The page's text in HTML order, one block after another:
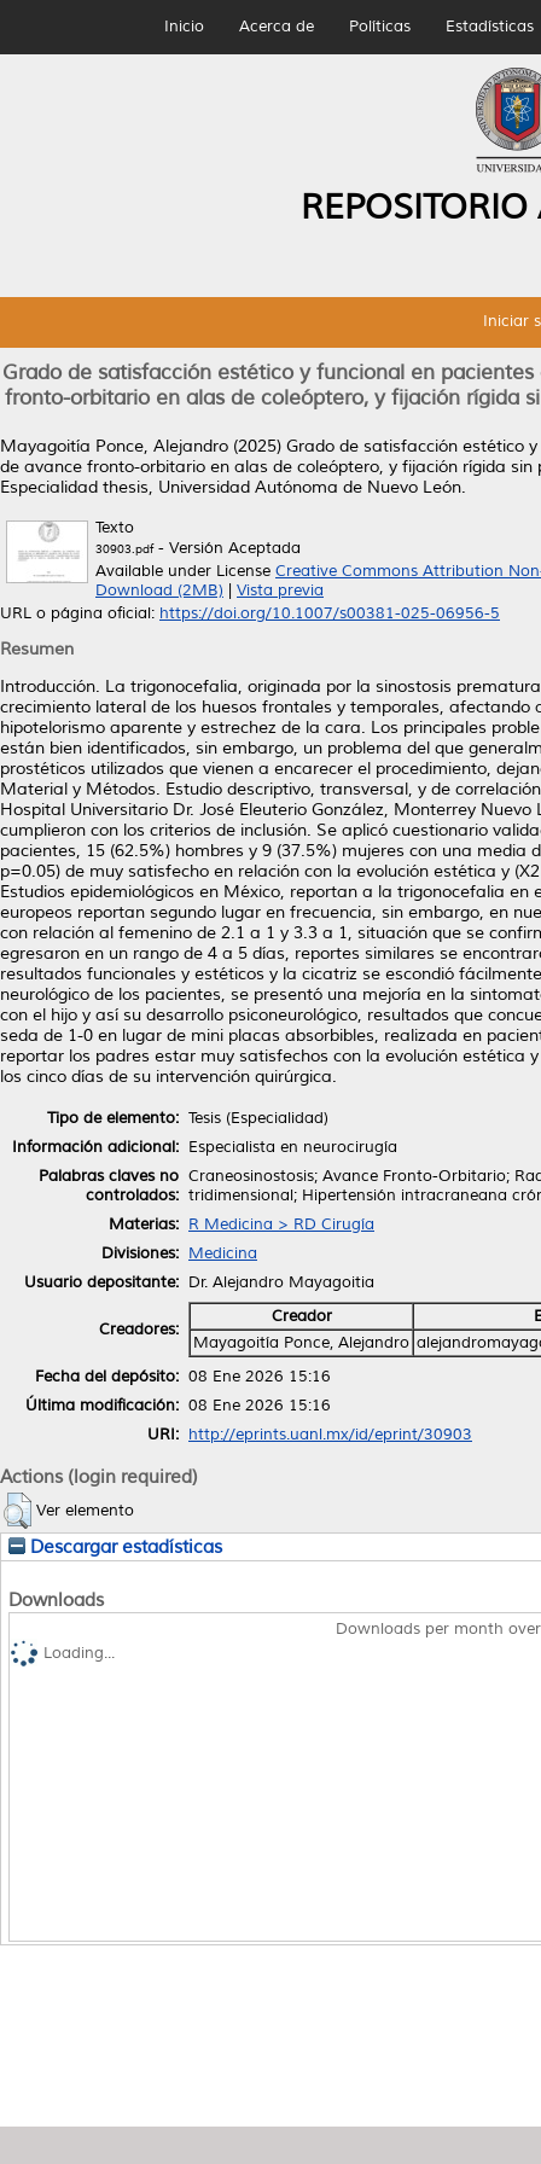
Inicio Acerca de Políticas Estadísticas
Iniciar
Grado de satisfacción estético y funcional en
fronto-orbitario en alas de coleóptero, y fijación rígida
Mayagoitía Ponce, Alejandro (2025) Grado de satisfacción estético
de avance fronto-orbitario en alas de coleóptero, y fijación rígida
Especialidad thesis, Universidad Autónoma de Nuevo León.
Texto
30903.pdf- Versión Aceptada
Available under License Creative Commons Attribution
Download (2MB)
Vista previa
URL o página oficial: https://doi.org/10.1007/s00381-025-06956-5
Resumen
Introducción. La trigonocefalia, originada por la sinostosis
crecimiento lateral de los huesos frontales y temporales,
hipotelorismo aparente y estrechez de la cara. Los principales
están bien identificados, sin embargo, un problema del que
prostéticos utilizados que vienen a encarecer el procedimiento,
Material y Métodos. Estudio descriptivo, transversal, y de
Hospital Universitario Dr. José Eleuterio González, Monterrey
cumplieron con los criterios de inclusión. Se aplicó cuestionario
pacientes, 15 (62.5%) hombres y 9 (37.5%) mujeres con una
p=0.05) de muy satisfecho en relación con la evolución estética y
Estudios epidemiológicos en México, reportan a la trigonocefalia
europeos reportan segundo lugar en frecuencia, sin embargo, en
con relación al femenino de 2.1 a 1 y 3.3 a 1, situación que se
egresaron en un rango de 4 a 5 días, reportes similares se
resultados funcionales y estéticos y la cicatriz se escondió
neurológico de los pacientes, se presentó una mejoría en la
con el hijo y así su desarrollo psiconeurológico, resultados que
seda de 1-0 en lugar de mini placas absorbibles, realizada en
reportar los padres estar muy satisfechos con la evolución estética
los cinco días de su intervención quirúrgica.
Tipo de elemento: Tesis (Especialidad)
Información adicional: Especialista en neurocirugía
Palabras claves no
controlados:
Craneosinostosis; Avance Fronto-Orbitario;
tridimensional; Hipertensión intracraneana
Materias: R Medicina > RD Cirugía
Divisiones: Medicina
Usuario depositante: Dr. Alejandro Mayagoitia
Creadores:
Creador
Mayagoitía Ponce, Alejandro
Fecha del depósito: 08 Ene 2026 15:16
Última modificación: 08 Ene 2026 15:16
URI: http://eprints.uanl.mx/id/eprint/30903
Actions (login required)
Ver elemento
Descargar estadísticas
Downloads
Downloads per month
Loading...